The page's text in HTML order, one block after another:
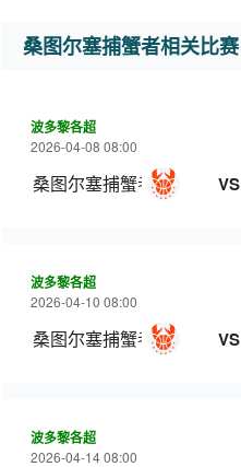
桑图尔塞捕蟹者相关比赛
波多黎各超
2026-04-08 08:00
桑图尔塞捕蟹者 VS
波多黎各超
2026-04-10 08:00
桑图尔塞捕蟹者 VS
波多黎各超
2026-04-14 08:00